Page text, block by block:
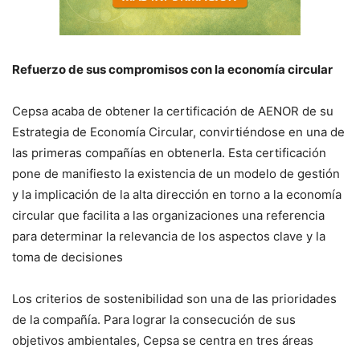
Refuerzo de sus compromisos con la economía circular
Cepsa acaba de obtener la certificación de AENOR de su
Estrategia de Economía Circular, convirtiéndose en una de
las primeras compañías en obtenerla. Esta certificación
pone de manifiesto la existencia de un modelo de gestión
y la implicación de la alta dirección en torno a la economía
circular que facilita a las organizaciones una referencia
para determinar la relevancia de los aspectos clave y la
toma de decisiones
Los criterios de sostenibilidad son una de las prioridades
de la compañía. Para lograr la consecución de sus
objetivos ambientales, Cepsa se centra en tres áreas